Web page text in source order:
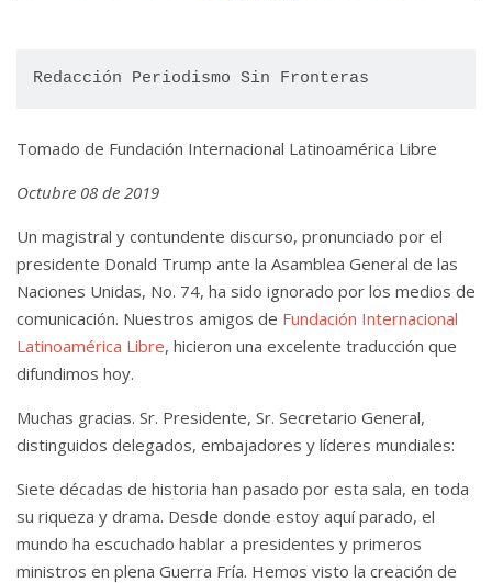
Redacción Periodismo Sin Fronteras
Tomado de Fundación Internacional Latinoamérica Libre
Octubre 08 de 2019
Un magistral y contundente discurso, pronunciado por el
presidente Donald Trump ante la Asamblea General de las
Naciones Unidas, No. 74, ha sido ignorado por los medios de
comunicación. Nuestros amigos de Fundación Internacional
Latinoamérica Libre, hicieron una excelente traducción que
difundimos hoy.
Muchas gracias. Sr. Presidente, Sr. Secretario General,
distinguidos delegados, embajadores y líderes mundiales:
Siete décadas de historia han pasado por esta sala, en toda
su riqueza y drama. Desde donde estoy aquí parado, el
mundo ha escuchado hablar a presidentes y primeros
ministros en plena Guerra Fría. Hemos visto la creación de